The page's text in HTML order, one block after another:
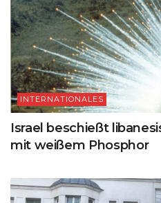
INTERNATIONALES
Israel beschießt
mit weißem Phosphor